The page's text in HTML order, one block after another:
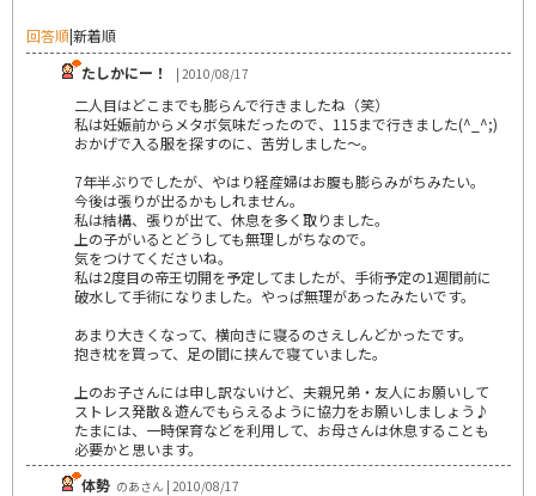
回答順|新着順
たしかにー！
| 2010/08/17
二人目はどこまでも膨らんで行きましたね（笑）
私は妊娠前からメタボ気味だったので、115まで行きました(^_^;)
おかげで入る服を探すのに、苦労しました～。
7年半ぶりでしたが、やはり経産婦はお腹も膨らみがちみたい。
今後は張りが出るかもしれません。
私は結構、張りが出て、休息を多く取りました。
上の子がいるとどうしても無理しがちなので。
気をつけてくださいね。
私は2度目の帝王切開を予定してましたが、手術予定の1週間前に
破水して手術になりました。やっぱ無理があったみたいです。
あまり大きくなって、横向きに寝るのさえしんどかったです。
抱き枕を買って、足の間に挟んで寝ていました。
上のお子さんには申し訳ないけど、夫親兄弟・友人にお願いして
ストレス発散＆遊んでもらえるように協力をお願いしましょう♪
たまには、一時保育などを利用して、お母さんは休息することも
必要かと思います。
体勢 のあさん | 2010/08/17